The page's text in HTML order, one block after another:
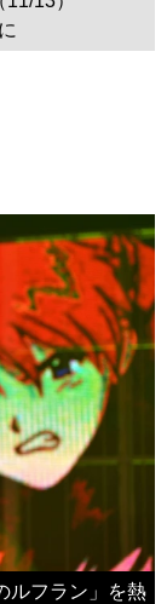
ルフラン」を熱